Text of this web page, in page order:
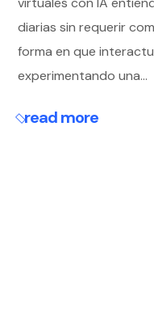
diarias sin requerir
forma en que
experimentando una...
read more